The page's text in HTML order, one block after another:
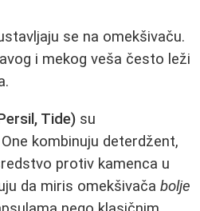
se na omekšivaču.
i mekog veša često leži
Tide) su
kombinuju deterdžent,
protiv kamenca u
da miris omekšivača bolje